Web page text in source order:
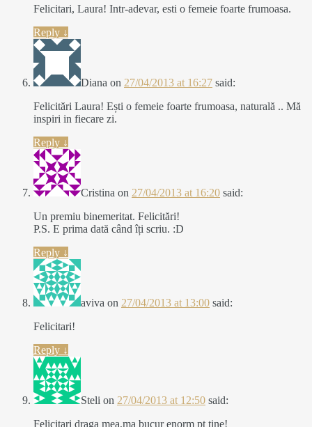
Felicitari, Laura! Intr-adevar, esti o femeie foarte frumoasa.
Reply ↓
Diana on 27/04/2013 at 16:27 said:
Felicitări Laura! Ești o femeie foarte frumoasa, naturală .. Mă
inspiri in fiecare zi.
Reply ↓
Cristina on 27/04/2013 at 16:20 said:
Un premiu binemeritat. Felicitări!
P.S. E prima dată când îți scriu. :D
Reply ↓
aviva on 27/04/2013 at 13:00 said:
Felicitari!
Reply ↓
Steli on 27/04/2013 at 12:50 said:
Felicitari draga mea,ma bucur enorm pt tine!